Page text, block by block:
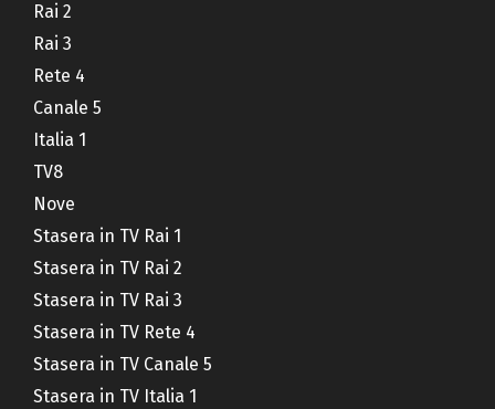
Rai 2
Rai 3
Rete 4
Canale 5
Italia 1
TV8
Nove
Stasera in TV Rai 1
Stasera in TV Rai 2
Stasera in TV Rai 3
Stasera in TV Rete 4
Stasera in TV Canale 5
Stasera in TV Italia 1